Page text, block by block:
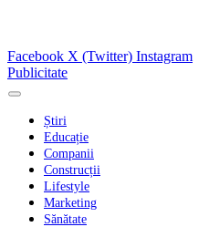
Facebook X (Twitter) Instagram
Publicitate
Știri
Educație
Companii
Construcții
Lifestyle
Marketing
Sănătate